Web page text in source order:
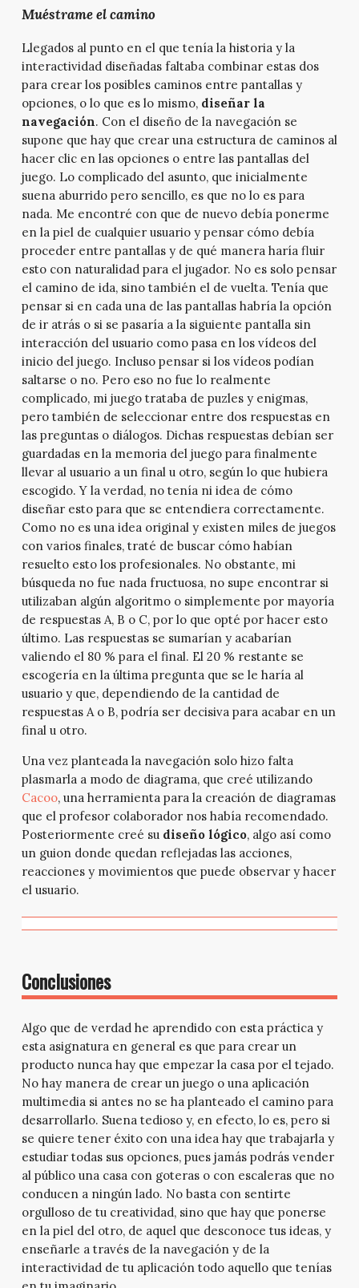
Muéstrame el camino
Llegados al punto en el que tenía la historia y la
interactividad diseñadas faltaba combinar estas dos
para crear los posibles caminos entre pantallas y
opciones, o lo que es lo mismo, diseñar la
navegación. Con el diseño de la navegación se
supone que hay que crear una estructura de caminos al
hacer clic en las opciones o entre las pantallas del
juego. Lo complicado del asunto, que inicialmente
suena aburrido pero sencillo, es que no lo es para
nada. Me encontré con que de nuevo debía ponerme
en la piel de cualquier usuario y pensar cómo debía
proceder entre pantallas y de qué manera haría fluir
esto con naturalidad para el jugador. No es solo pensar
el camino de ida, sino también el de vuelta. Tenía que
pensar si en cada una de las pantallas habría la opción
de ir atrás o si se pasaría a la siguiente pantalla sin
interacción del usuario como pasa en los vídeos del
inicio del juego. Incluso pensar si los vídeos podían
saltarse o no. Pero eso no fue lo realmente
complicado, mi juego trataba de puzles y enigmas,
pero también de seleccionar entre dos respuestas en
las preguntas o diálogos. Dichas respuestas debían ser
guardadas en la memoria del juego para finalmente
llevar al usuario a un final u otro, según lo que hubiera
escogido. Y la verdad, no tenía ni idea de cómo
diseñar esto para que se entendiera correctamente.
Como no es una idea original y existen miles de juegos
con varios finales, traté de buscar cómo habían
resuelto esto los profesionales. No obstante, mi
búsqueda no fue nada fructuosa, no supe encontrar si
utilizaban algún algoritmo o simplemente por mayoría
de respuestas A, B o C, por lo que opté por hacer esto
último. Las respuestas se sumarían y acabarían
valiendo el 80 % para el final. El 20 % restante se
escogería en la última pregunta que se le haría al
usuario y que, dependiendo de la cantidad de
respuestas A o B, podría ser decisiva para acabar en un
final u otro.
Una vez planteada la navegación solo hizo falta
plasmarla a modo de diagrama, que creé utilizando
Cacoo, una herramienta para la creación de diagramas
que el profesor colaborador nos había recomendado.
Posteriormente creé su diseño lógico, algo así como
un guion donde quedan reflejadas las acciones,
reacciones y movimientos que puede observar y hacer
el usuario.
Conclusiones
Algo que de verdad he aprendido con esta práctica y
esta asignatura en general es que para crear un
producto nunca hay que empezar la casa por el tejado.
No hay manera de crear un juego o una aplicación
multimedia si antes no se ha planteado el camino para
desarrollarlo. Suena tedioso y, en efecto, lo es, pero si
se quiere tener éxito con una idea hay que trabajarla y
estudiar todas sus opciones, pues jamás podrás vender
al público una casa con goteras o con escaleras que no
conducen a ningún lado. No basta con sentirte
orgulloso de tu creatividad, sino que hay que ponerse
en la piel del otro, de aquel que desconoce tus ideas, y
enseñarle a través de la navegación y de la
interactividad de tu aplicación todo aquello que tenías